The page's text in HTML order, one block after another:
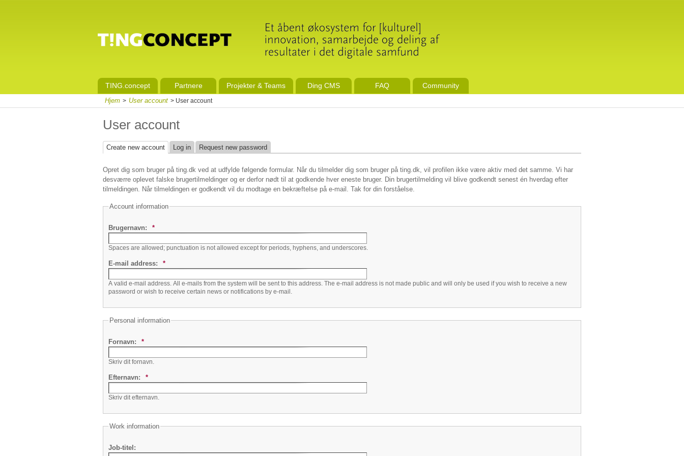
TING.concept Partnere Projekter & Teams Ding CMS FAQ Community
Hjem > User account > User account
User account
Create new account Log in Request new password
Opret dig som bruger på ting.dk ved at udfylde følgende formular. Når du tilmelder dig som bruger på ting.dk, vil profilen ikke være aktiv med det samme. Vi har
desværre oplevet falske brugertilmeldinger og er derfor nødt til at godkende hver eneste bruger. Din brugertilmelding vil blive godkendt senest én hverdag efter
tilmeldingen. Når tilmeldingen er godkendt vil du modtage en bekræftelse på e-mail. Tak for din forståelse.
Account information
Brugernavn: *
Spaces are allowed; punctuation is not allowed except for periods, hyphens, and underscores.
E-mail address: *
A valid e-mail address. All e-mails from the system will be sent to this address. The e-mail address is not made public and will only be used if you wish to receive a new
password or wish to receive certain news or notifications by e-mail.
Personal information
Fornavn: *
Skriv dit fornavn.
Efternavn: *
Skriv dit efternavn.
Work information
Job-titel: